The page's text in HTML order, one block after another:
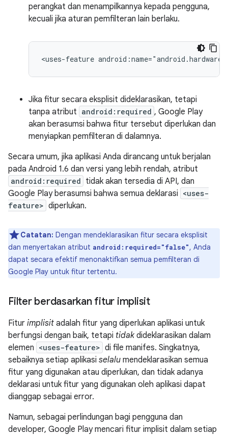
perangkat dan menampilkannya kepada pengguna,
kecuali jika aturan pemfilteran lain berlaku.
<uses-feature
Jika fitur secara eksplisit dideklarasikan, tetapi
tanpa atribut android:required , Google Play
akan berasumsi bahwa fitur tersebut diperlukan dan
menyiapkan pemfilteran di dalamnya.
Secara umum, jika aplikasi Anda dirancang untuk berjalan
pada Android 1.6 dan versi yang lebih rendah, atribut
android:required tidak akan tersedia di API, dan
Google Play berasumsi bahwa semua deklarasi <uses-
feature> diperlukan.
Catatan: Dengan mendeklarasikan fitur secara eksplisit
dan menyertakan atribut android:required="false", Anda
dapat secara efektif menonaktifkan semua pemfilteran di
Google Play untuk fitur tertentu.
Filter berdasarkan fitur implisit
Fitur implisit adalah fitur yang diperlukan aplikasi untuk
berfungsi dengan baik, tetapi tidakdideklarasikan dalam
elemen <uses-feature> di file manifes. Singkatnya,
sebaiknya setiap aplikasi selalu mendeklarasikan semua
fitur yang digunakan atau diperlukan, dan tidak adanya
deklarasi untuk fitur yang digunakan oleh aplikasi dapat
dianggap sebagai error.
Namun, sebagai perlindungan bagi pengguna dan
developer, Google Play mencari fitur implisit dalam setiap